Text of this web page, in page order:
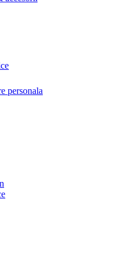
personala